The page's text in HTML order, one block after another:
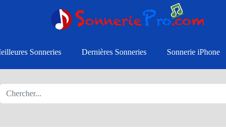
Sonneries Dernières Sonneries Sonnerie iPhone